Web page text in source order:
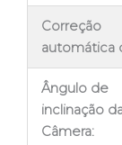
Correção
automática
Ângulo de
inclinação
Câmera: